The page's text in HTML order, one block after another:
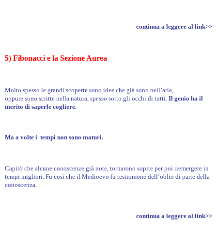
continua a leggere al link>>
5) Fibonacci e la Sezione Aurea
Molto spesso le grandi scoperte sono idee che già sono nell’aria,
oppure sono scritte nella natura, spesso sotto gli occhi di tutti. Il genio ha il
merito di saperle cogliere.
Ma a volte i tempi non sono maturi.
Capitò che alcune conoscenze già note, tornarono sopite per poi riemergere in
tempi migliori. Fu così che il Medioevo fu testiomone dell’oblio di parte della
conoscenza.
continua a leggere al link>>